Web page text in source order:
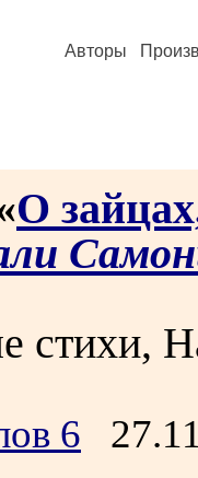
Авторы
О
стихи,
6